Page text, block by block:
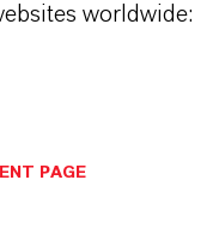
worldwide:
PAGE